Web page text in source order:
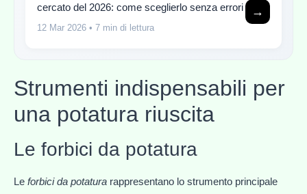
cercato del 2026: come sceglierlo senza errori
12 Mar 2026 • 7 min di lettura
→
Strumenti indispensabili per
una potatura riuscita
Le forbici da potatura
Le forbici da potatura rappresentano lo strumento principale